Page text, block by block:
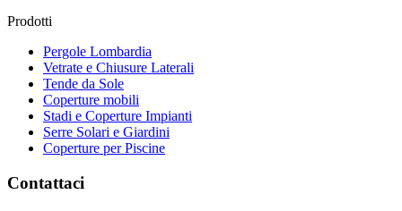
Prodotti
Pergole Lombardia
Vetrate e Chiusure Laterali
Tende da Sole
Coperture mobili
Stadi e Coperture Impianti
Serre Solari e Giardini
Coperture per Piscine
Contattaci